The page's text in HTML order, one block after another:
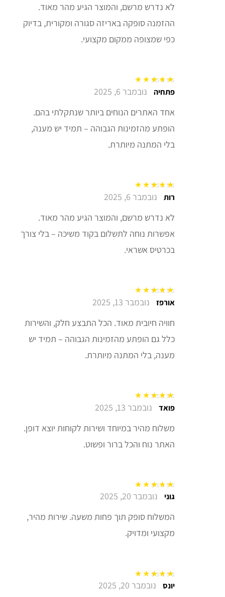
לא נדרש מרשם, והמוצר הגיע מהר מאוד.
ההזמנה סופקה באריזה סגורה ומקורית, בדיוק
כפי שמצופה ממקום מקצועי.
דורג5מתוך 5פתחיה נובמבר 6, 2025
אחד האתרים הנוחים ביותר שנתקלתי בהם.
הופתע מהזמינות הגבוהה – תמיד יש מענה,
בלי המתנה מיותרת.
דורג5מתוך 5 רות נובמבר 6, 2025
לא נדרש מרשם, והמוצר הגיע מהר מאוד.
אפשרות נוחה לתשלום בקוד משיכה – בלי צורך
בכרטיס אשראי.
דורג5מתוך 5אורפז נובמבר 13, 2025
חוויה חיובית מאוד. הכל התבצע חלק, והשירות
כלל גם הופתע מהזמינות הגבוהה – תמיד יש
מענה, בלי המתנה מיותרת.
דורג5מתוך 5פואד נובמבר 13, 2025
משלוח מהיר במיוחד ושירות לקוחות יוצא דופן.
האתר נוח והכל ברור ופשוט.
דורג5 מתוך 5 גוני נובמבר 20, 2025
המשלוח סופק תוך פחות משעה. שירות מהיר,
מקצועי ומדויק.
דורג5מתוך 5 יונס נובמבר 20, 2025